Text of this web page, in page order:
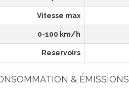
Vitesse max
0-100 km/h
Reservoirs
& ÉMISSIONS